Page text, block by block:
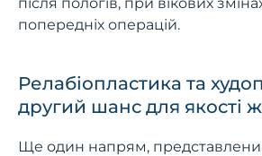
попередніх операцій.
Релабіопластика та
другий шанс для якості
Ще один напрям,